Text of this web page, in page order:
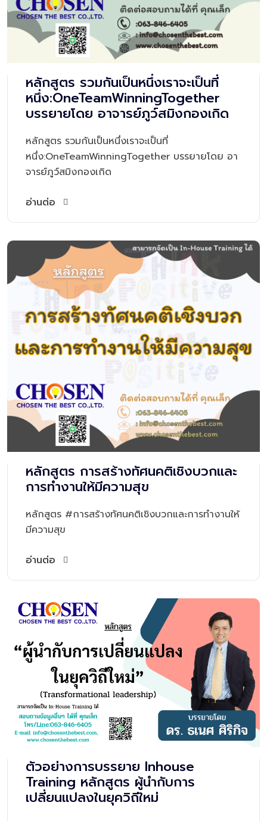
หลักสูตร รวมกันเป็นหนึ่งเราจะเป็นที่
หนึ่ง:OneTeamWinningTogether
บรรยายโดย อาจารย์ภูว์สมิงกองเกิด
หลักสูตร รวมกันเป็นหนึ่งเราจะเป็นที่
หนึ่ง:OneTeamWinningTogether บรรยายโดย อา
จารย์ภูว์สมิงกองเกิด
อ่านต่อ
หลักสูตร การสร้างทัศนคติเชิงบวกและ
การทำงานให้มีความสุข
หลักสูตร #การสร้างทัศนคติเชิงบวกและการทำงานให้
มีความสุข
อ่านต่อ
ตัวอย่างการบรรยาย Inhouse
Training หลักสูตร ผู้นำกับการ
เปลี่ยนแปลงในยุควิถีใหม่